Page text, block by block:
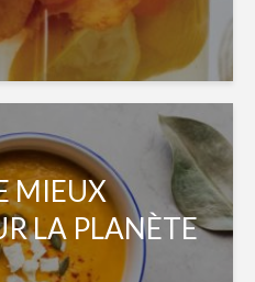
MIEUX
LA PLANÈTE